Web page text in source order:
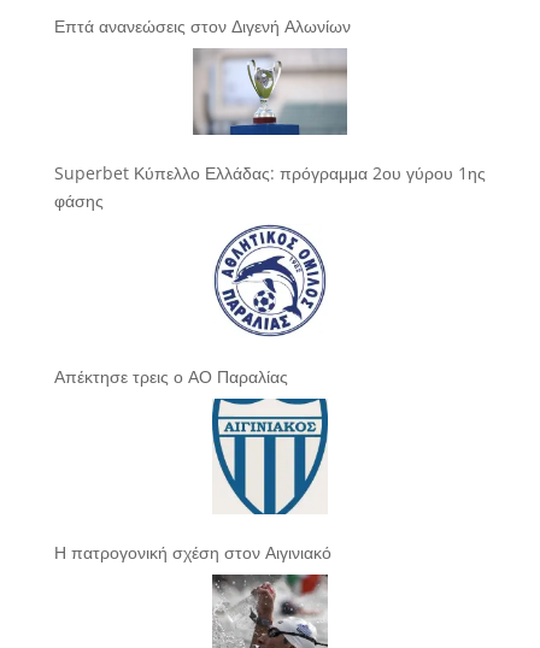
Επτά ανανεώσεις στον Διγενή Αλωνίων
Superbet Κύπελλο Ελλάδας: πρόγραμμα 2ου γύρου 1ης
φάσης
Απέκτησε τρεις ο ΑΟ Παραλίας
Η πατρογονική σχέση στον Αιγινιακό